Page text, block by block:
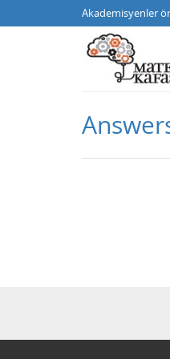
Akademisyenler